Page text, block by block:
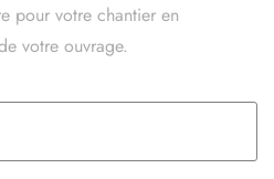
pour votre chantier en
votre ouvrage.